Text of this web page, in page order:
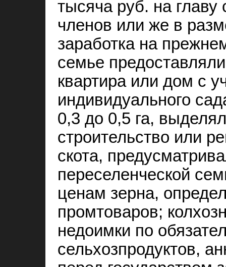
тысяча руб. на
членов или же в
заработка на
семье
квартира или дом с
индивидуального
0,3 до 0,5 га,
строительство или
скота,
переселенческой
ценам зерна,
промтоваров;
недоимки по
сельхозпродуктов,